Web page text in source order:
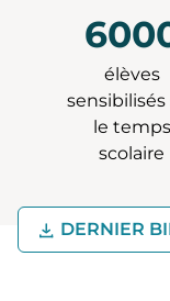
élèves
sensibilisés
le temps
scolaire
DERNIER